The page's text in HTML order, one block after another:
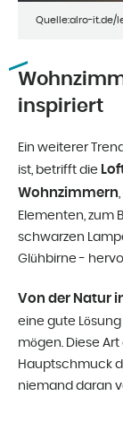
Quelle:alro-it.de/
inspiriert
Ein weiterer
ist, betrifft die
Wohnzimmern
Elementen, zum
schwarzen
Glühbirne -
Von der Natur
eine gute
mögen. Diese
Hauptschmuck
niemand daran